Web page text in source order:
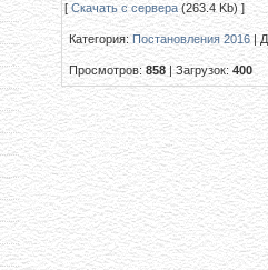
[ Скачать с сервера(263.4 Kb) ]
Категория:Постановления 2016 |
Просмотров:858 |Загрузок: 400